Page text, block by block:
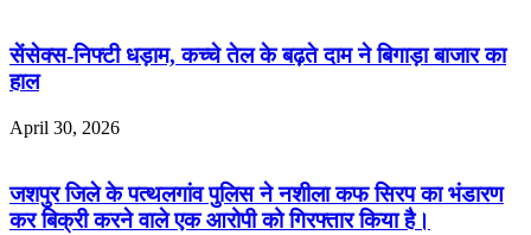
सेंसेक्स-निफ्टी धड़ाम, कच्चे तेल के बढ़ते दाम ने बिगाड़ा बाजार का
हाल
April 30, 2026
जशपुर जिले के पत्थलगांव पुलिस ने नशीला कफ सिरप का भंडारण
कर बिक्री करने वाले एक आरोपी को गिरफ्तार किया है।